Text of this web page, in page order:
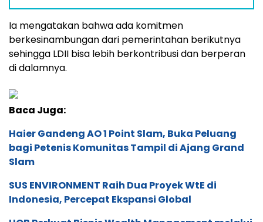
Ia mengatakan bahwa ada komitmen
berkesinambungan dari pemerintahan berikutnya
sehingga LDII bisa lebih berkontribusi dan berperan
di dalamnya.
Baca Juga:
Haier Gandeng AO 1 Point Slam, Buka Peluang
bagi Petenis Komunitas Tampil di Ajang Grand
Slam
SUS ENVIRONMENT Raih Dua Proyek WtE di
Indonesia, Percepat Ekspansi Global